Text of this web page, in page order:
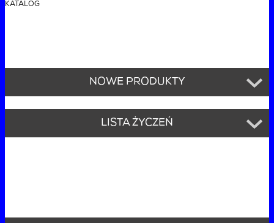
KATALOG
NOWE PRODUKTY
LISTA ŻYCZEŃ